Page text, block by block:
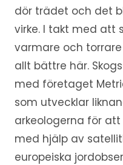
dör trädet och det
virke. I takt med att
varmare och
allt bättre här.
med företaget
som utvecklar
arkeologerna för
med hjälp av
europeiska